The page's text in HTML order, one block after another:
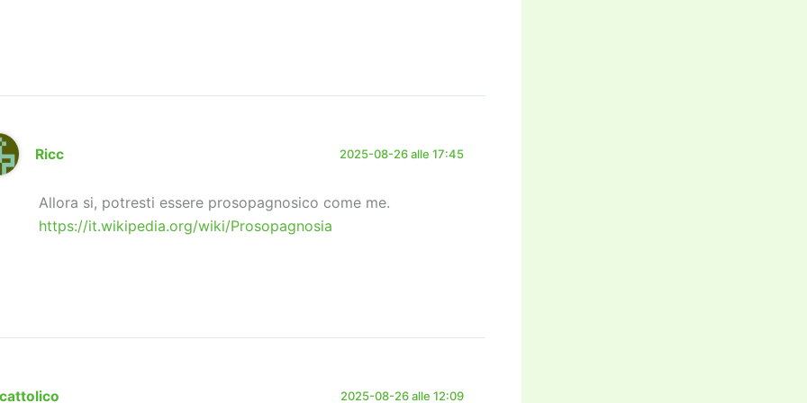
Ricc 2025-08-26 alle 17:45
Allora si, potresti essere prosopagnosico come me.
https://it.wikipedia.org/wiki/Prosopagnosia
2025-08-26 alle 12:09